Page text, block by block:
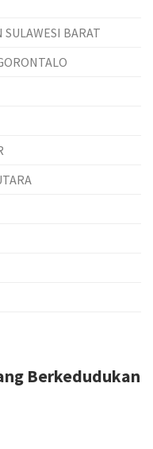
SULAWESI BARAT
Berkedudukan